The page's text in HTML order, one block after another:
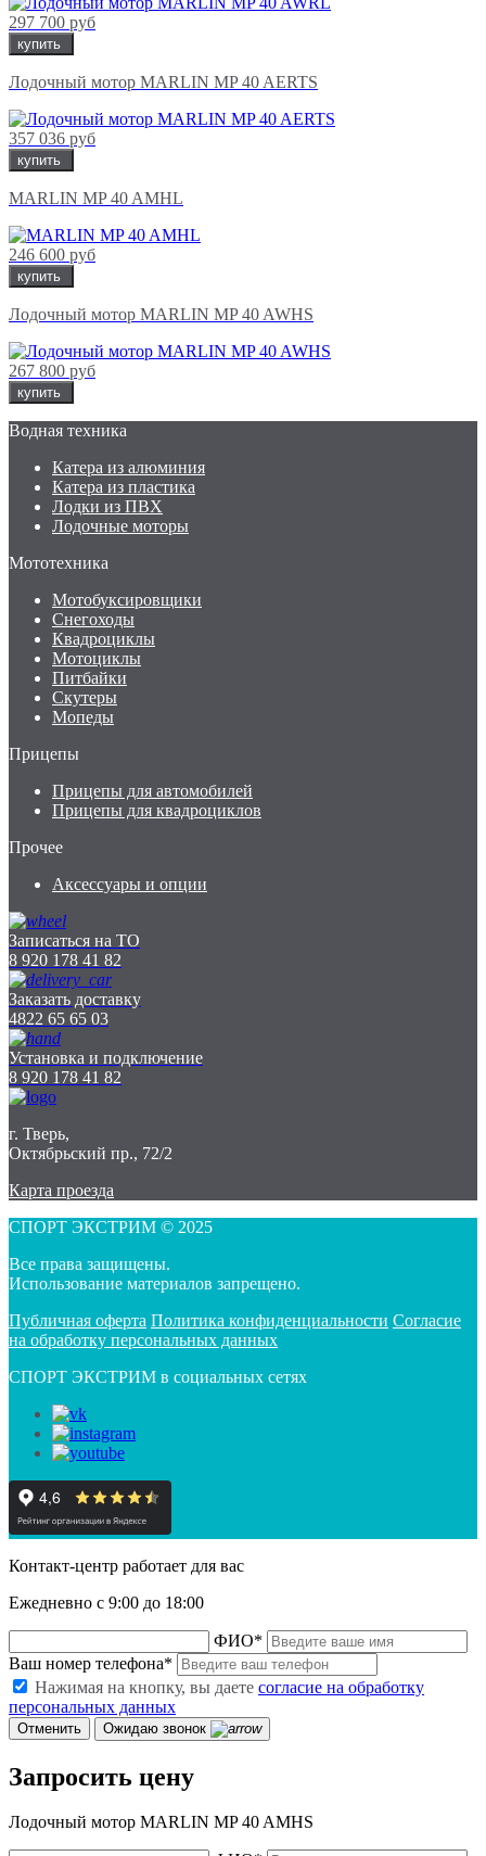
297 700 руб
купить
Лодочный мотор MARLIN MP 40 AERTS
357 036 руб
купить
MARLIN MP 40 AMHL
246 600 руб
купить
Лодочный мотор MARLIN MP 40 AWHS
267 800 руб
купить
Водная техника
Катера из алюминия
Катера из пластика
Лодки из ПВХ
Лодочные моторы
Мототехника
Мотобуксировщики
Снегоходы
Квадроциклы
Мотоциклы
Питбайки
Скутеры
Мопеды
Прицепы
Прицепы для автомобилей
Прицепы для квадроциклов
Прочее
Аксессуары и опции
Записаться на ТО
8 920 178 41 82
Заказать доставку
4822 65 65 03
Установка и подключение
8 920 178 41 82
г. Тверь,
Октябрьский пр., 72/2
Карта проезда
СПОРТ ЭКСТРИМ © 2025
Все права защищены.
Использование материалов запрещено.
Публичная оферта Политика конфиденциальности Согласие
на обработку персональных данных
СПОРТ ЭКСТРИМ в социальных сетях
Контакт-центр работает для вас
Ежедневно с 9:00 до 18:00
ФИО*
Ваш номер телефона*
Нажимая на кнопку, вы даете согласие на обработку
персональных данных
Отменить Ожидаю звонок
Запросить цену
Лодочный мотор MARLIN MP 40 AMHS